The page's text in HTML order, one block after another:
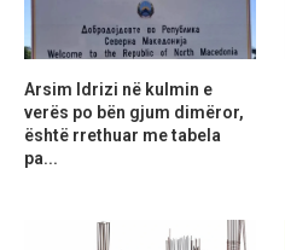
Arsim Idrizi në kulmin e
verës po bën gjum dimëror,
është rrethuar me tabela
pa...